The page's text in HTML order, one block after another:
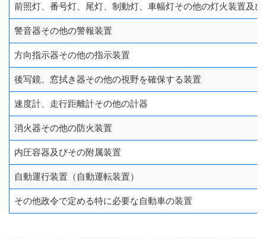
前照灯、番号灯、尾灯、制動灯、車幅灯その他の灯火装置及び
警音器その他の警報装置
方向指示器その他の指示装置
後写鏡、窓拭き器その他の視野を確保する装置
速度計、走行距離計その他の計器
消火器その他の防火装置
内圧容器及びその附属装置
自動運行装置（自動運転装置）
その他政令で定める特に必要な自動車の装置